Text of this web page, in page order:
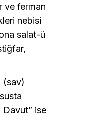
ve ferman
nebisi
salat-ü
(sav)
Davut” ise